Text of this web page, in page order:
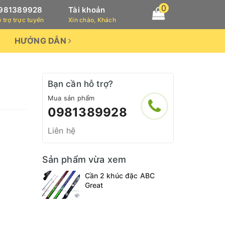
trợ trực tuyến
Tài khoản
Xin chào, Khách
0
HƯỚNG DẪN
Bạn cần hỗ trợ?
Mua sản phẩm
0981389928
Liên hệ
Sản phẩm vừa xem
Cần 2 khúc đặc ABC
Great